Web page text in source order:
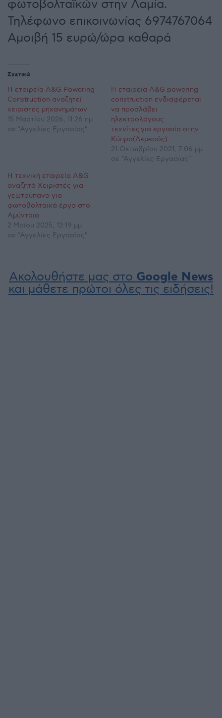
φωτοβολταϊκών στην Λαμία.
Τηλέφωνο επικοινωνίας 6974767064
Αμοιβή 15 ευρώ/ώρα καθαρά
Σχετικά
Η εταιρεία A&G Powering
Construction αναζητεί
χειριστές μηχανημάτων
15 Μαρτίου 2026, 11:26 πμ
σε "Αγγελίες Εργασίας"
Η εταιρεία Α&G powering
construction ενδιαφέρεται
να προσλάβει
ηλεκτρολόγους
τεχνίτες για εργασία στην
Κύπρο(Λεμεσός)
21 Οκτωβρίου 2021, 7:06 μμ
σε "Αγγελίες Εργασίας"
H τεχνική εταιρεία A&G
αναζητά Χειριστές για
γεωτρύπανο για
φωτοβολταϊκά έργα στο
Αμύνταιο
2 Μαΐου 2025, 12:19 μμ
σε "Αγγελίες Εργασίας"
Ακολουθήστε μας στο Google News
και μάθετε πρώτοι όλες τις ειδήσεις!